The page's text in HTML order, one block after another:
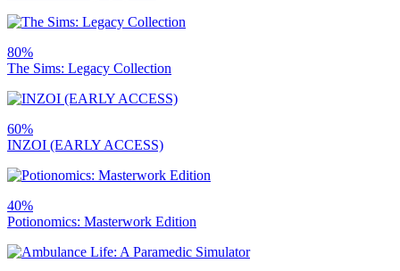
80%
The Sims: Legacy Collection
60%
INZOI (EARLY ACCESS)
40%
Potionomics: Masterwork Edition